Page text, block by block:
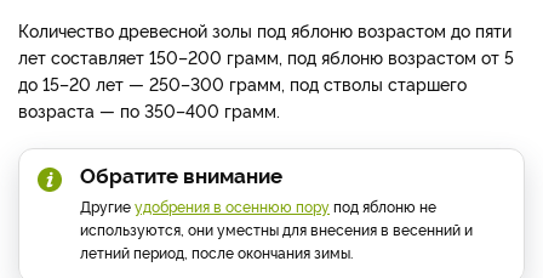
Количество древесной золы под яблоню возрастом до пяти
лет составляет 150–200 грамм, под яблоню возрастом от 5
до 15–20 лет — 250–300 грамм, под стволы старшего
возраста — по 350–400 грамм.
Обратите внимание
Другиеудобрения в осеннюю порупод яблоню не
используются, они уместны для внесения в весенний и
летний период, после окончания зимы.